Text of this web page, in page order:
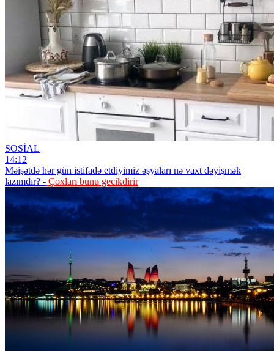
SOSİAL
14:12
Məişətdə hər gün istifadə etdiyimiz əşyaları nə vaxt dəyişmək
lazımdır? - Çoxları bunu gecikdirir